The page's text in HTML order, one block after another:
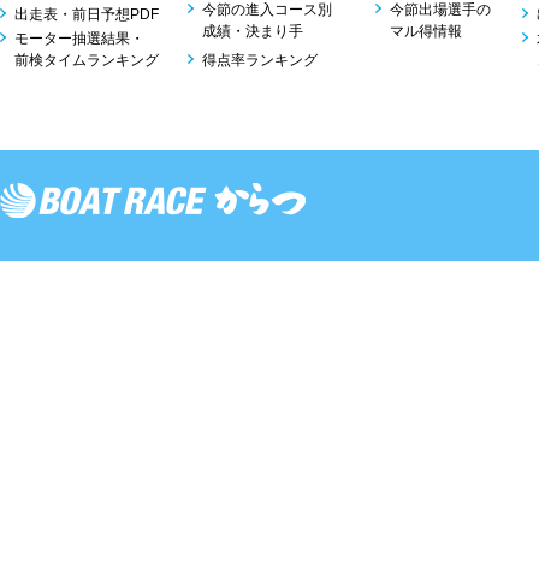
出走表・前日予想PDF
モーター抽選結果・
前検タイムランキング
今節の進入コース別
成績・決まり手
得点率ランキング
今節出場選手の
マル得情報